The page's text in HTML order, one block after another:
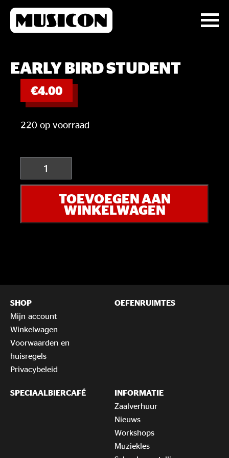
EARLY BIRD STUDENT
€4.00
220 op voorraad
EARLY
STUDENT
TOEVOEGEN AAN
WINKELWAGEN
SHOP
Mijn account
Winkelwagen
Voorwaarden en
huisregels
Privacybeleid
OEFENRUIMTES
SPECIAALBIERCAFÉ
INFORMATIE
Zaalverhuur
Nieuws
Workshops
Muziekles